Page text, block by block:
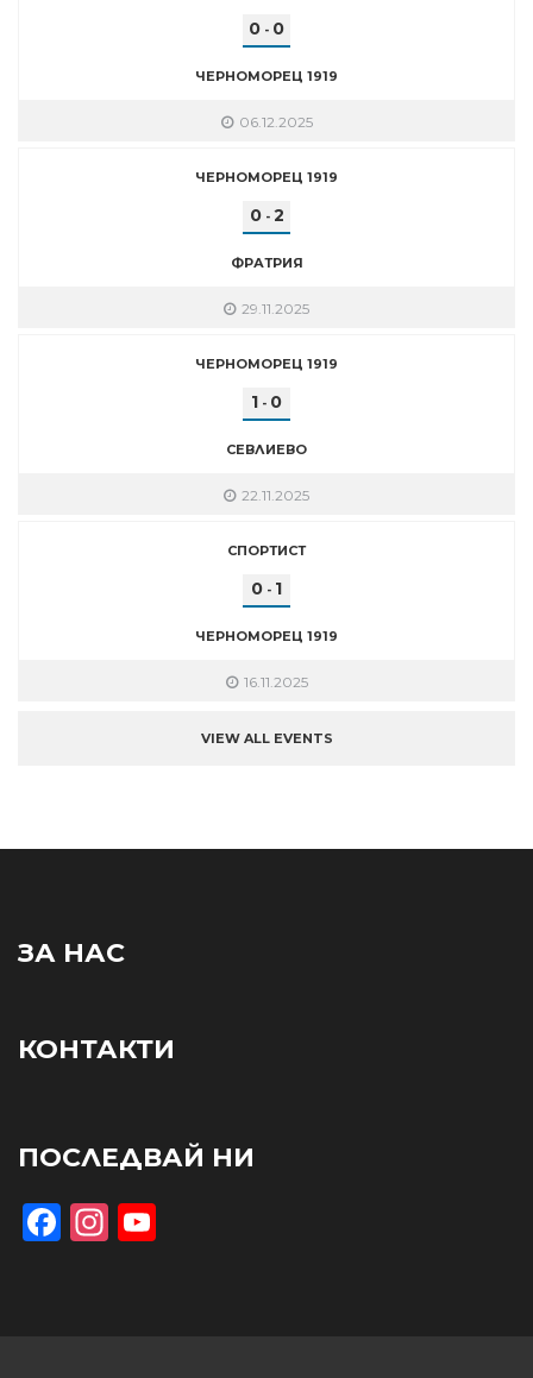
0 - 0
ЧЕРНОМОРЕЦ 1919
06.12.2025
ЧЕРНОМОРЕЦ 1919
0- 2
ФРАТРИЯ
29.11.2025
ЧЕРНОМОРЕЦ 1919
1 - 0
СЕВЛИЕВО
22.11.2025
СПОРТИСТ
0 - 1
ЧЕРНОМОРЕЦ 1919
16.11.2025
VIEW ALL EVENTS
ЗА НАС
КОНТАКТИ
ПОСЛЕДВАЙ НИ
Facebook
Instagram